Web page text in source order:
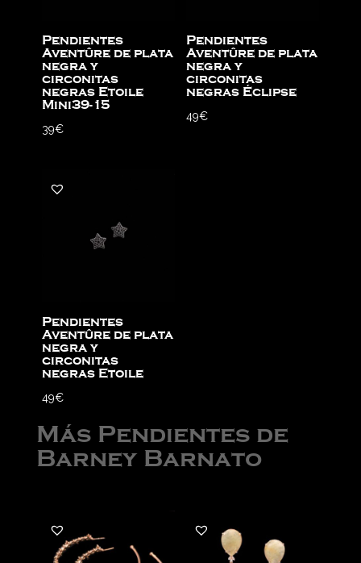
Pendientes
Aventûre de plata
negra y
circonitas
negras Etoile
Mini39-15
39€
Pendientes
Aventûre de plata
negra y
circonitas
negras Éclipse
49€
Pendientes
Aventûre de plata
negra y
circonitas
negras Etoile
49€
Más Pendientes de
Barney Barnato